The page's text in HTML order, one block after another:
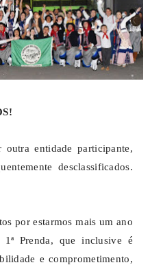
outra entidade participante,
desclassificados.
por estarmos mais um ano
Prenda, que inclusive é
e comprometimento,